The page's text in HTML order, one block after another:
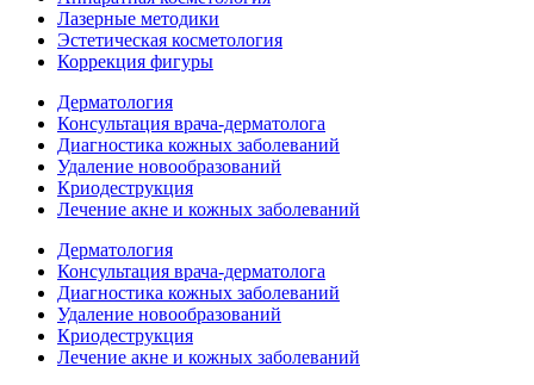
Лазерные методики
Эстетическая косметология
Коррекция фигуры
Дерматология
Консультация врача-дерматолога
Диагностика кожных заболеваний
Удаление новообразований
Криодеструкция
Лечение акне и кожных заболеваний
Дерматология
Консультация врача-дерматолога
Диагностика кожных заболеваний
Удаление новообразований
Криодеструкция
Лечение акне и кожных заболеваний